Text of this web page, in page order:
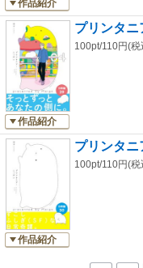
作品紹介
作品紹介
プリンタ
100pt/110円(税
作品紹介
プリンタ
100pt/110円(税